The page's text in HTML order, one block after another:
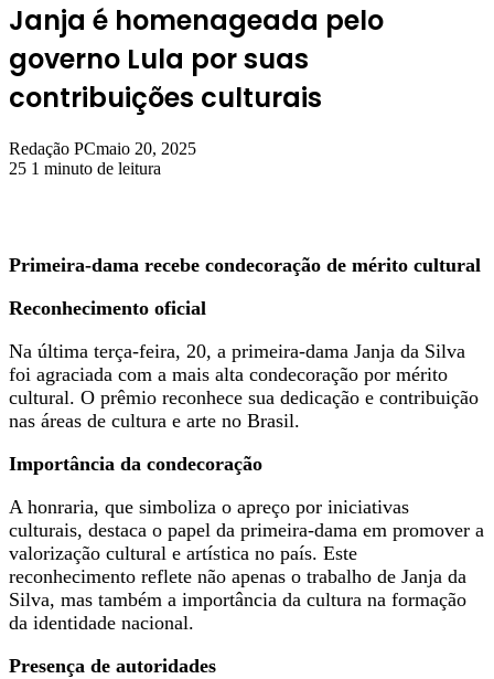
Janja é homenageada pelo
governo Lula por suas
contribuições culturais
Redação PCmaio 20, 2025
25 1 minuto de leitura
Primeira-dama recebe condecoração de mérito cultural
Reconhecimento oficial
Na última terça-feira, 20, a primeira-dama Janja da Silva
foi agraciada com a mais alta condecoração por mérito
cultural. O prêmio reconhece sua dedicação e contribuição
nas áreas de cultura e arte no Brasil.
Importância da condecoração
A honraria, que simboliza o apreço por iniciativas
culturais, destaca o papel da primeira-dama em promover a
valorização cultural e artística no país. Este
reconhecimento reflete não apenas o trabalho de Janja da
Silva, mas também a importância da cultura na formação
da identidade nacional.
Presença de autoridades